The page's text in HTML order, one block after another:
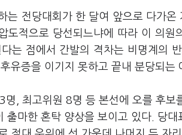
전당대회가 한 달여 앞으로 다가온
도적으로 당선되느냐에 따라 이 의원
는 점에서 간발의 격차는 비명계의
증을 이기지 못하고 끝내 분당되는
, 최고위원 8명 등 본선에 오를 후보
마한 혼탁 양상을 보이고 있다. 당대